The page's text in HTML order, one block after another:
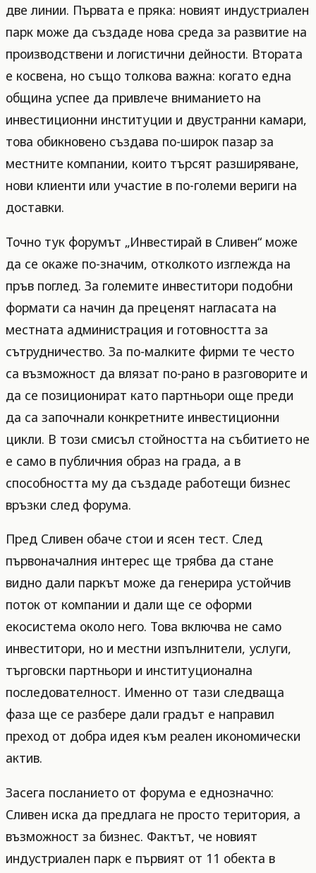
две линии. Първата е пряка: новият индустриален
парк може да създаде нова среда за развитие на
производствени и логистични дейности. Втората
е косвена, но също толкова важна: когато една
община успее да привлече вниманието на
инвестиционни институции и двустранни камари,
това обикновено създава по-широк пазар за
местните компании, които търсят разширяване,
нови клиенти или участие в по-големи вериги на
доставки.
Точно тук форумът „Инвестирай в Сливен“ може
да се окаже по-значим, отколкото изглежда на
пръв поглед. За големите инвеститори подобни
формати са начин да преценят нагласата на
местната администрация и готовността за
сътрудничество. За по-малките фирми те често
са възможност да влязат по-рано в разговорите и
да се позиционират като партньори още преди
да са започнали конкретните инвестиционни
цикли. В този смисъл стойността на събитието не
е само в публичния образ на града, а в
способността му да създаде работещи бизнес
връзки след форума.
Пред Сливен обаче стои и ясен тест. След
първоначалния интерес ще трябва да стане
видно дали паркът може да генерира устойчив
поток от компании и дали ще се оформи
екосистема около него. Това включва не само
инвеститори, но и местни изпълнители, услуги,
търговски партньори и институционална
последователност. Именно от тази следваща
фаза ще се разбере дали градът е направил
преход от добра идея към реален икономически
актив.
Засега посланието от форума е еднозначно:
Сливен иска да предлага не просто територия, а
възможност за бизнес. Фактът, че новият
индустриален парк е първият от 11 обекта в